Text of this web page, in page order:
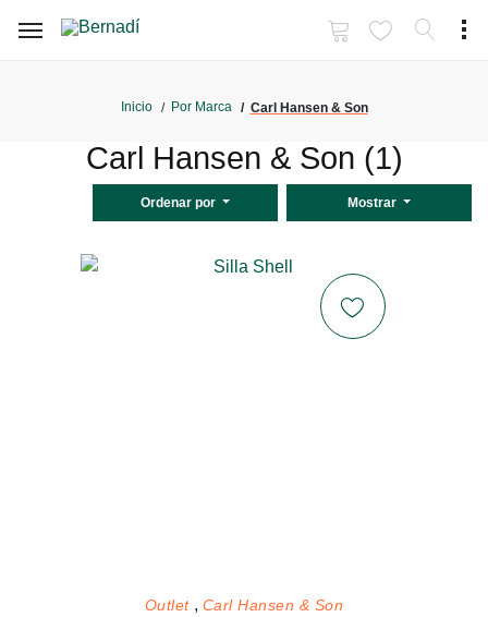
Inicio Por Marca Carl Hansen & Son
Carl Hansen & Son (1)
Ordenar por Mostrar
Outlet Carl Hansen & Son